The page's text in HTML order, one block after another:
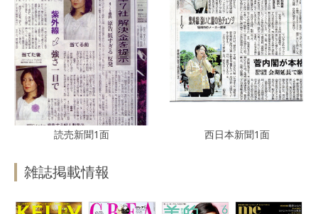
読売新聞1面 西日本新聞1面
雑誌掲載情報